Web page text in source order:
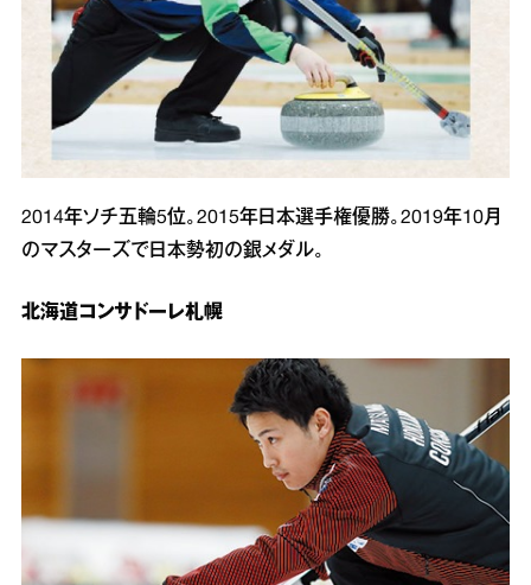
2014年ソチ五輪5位。2015年日本選手権優勝。2019年10月
のマスターズで日本勢初の銀メダル。
北海道コンサドーレ札幌